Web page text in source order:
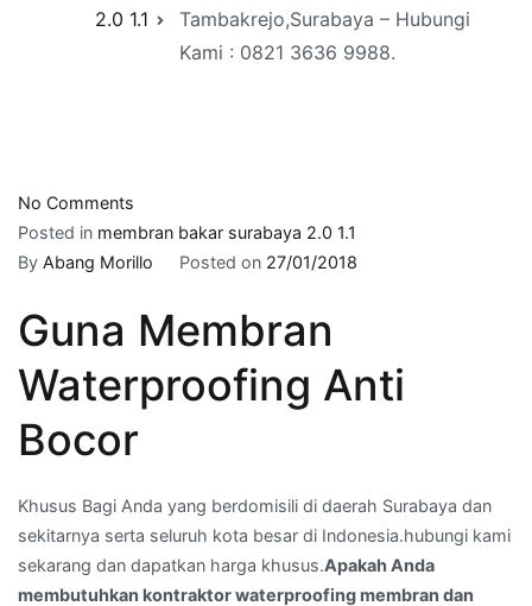
2.0 1.1
Tambakrejo,Surabaya – Hubungi
Kami : 0821 3636 9988.
No Comments
Apakah
Anda
kontraktor
waterproofing
membran
dan
berkediaman
Wilayah
Tambakrejo,Surabaya
–
Hubungi
Posted in membran bakar surabaya 2.0 1.1
By Abang Morillo Posted on 27/01/2018
Guna Membran
Waterproofing Anti
Bocor
Khusus Bagi Anda yang berdomisili di daerah Surabaya dan
sekitarnya serta seluruh kota besar di Indonesia.hubungi kami
sekarang dan dapatkan harga khusus.Apakah Anda
membutuhkan kontraktor waterproofing membran dan